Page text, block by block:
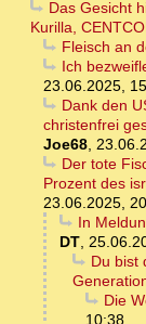
Das Gesicht
Kurilla,
Fleisch an
Ich
23.06.2025,
Dank den
christenfrei
Joe68,
Der tote
Prozent des
23.06.2025,
In
DT,
Du bist
Die
10:38